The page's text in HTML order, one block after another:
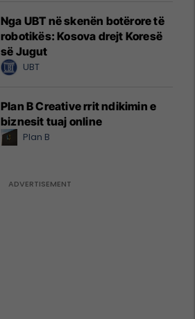
Nga UBT në skenën botërore të
robotikës: Kosova drejt Koresë
së Jugut
UBT
Plan B Creative rrit ndikimin e
biznesit tuaj online
Plan B